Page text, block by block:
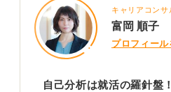
キャリアコンサ
富岡 順子
プロフィール
自己分析は就活の羅針盤